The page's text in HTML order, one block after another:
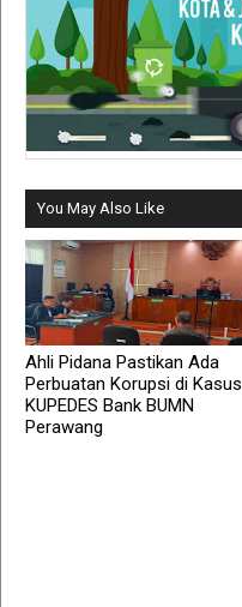
You May Also Like
Ahli Pidana Pastikan Ada
Perbuatan Korupsi di Kasus
KUPEDES Bank BUMN
Perawang